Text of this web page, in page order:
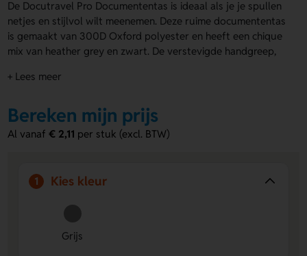
De Docutravel Pro Documententas is ideaal als je je spullen
netjes en stijlvol wilt meenemen. Deze ruime documententas
is gemaakt van 300D Oxford polyester en heeft een chique
mix van heather grey en zwart. De verstevigde handgreep,
Pro Documententas is grijs en biedt drukposities aan de
ontwerp. Bestel of vraag een prijs op.
Voordelen van de Docutravel Pro
Ruim en praktisch
Er is genoeg plek voor documenten
en andere essentials.
Bedrukking mogelijk op meerdere posities
logo, naam of eigen ontwerp plaatsen aan de voorzijde
of achterzijde.
+ Lees meer
Bereken mijn prijs
Al vanaf€ 2,11 per stuk (excl. BTW)
1 Kies kleur
Grijs